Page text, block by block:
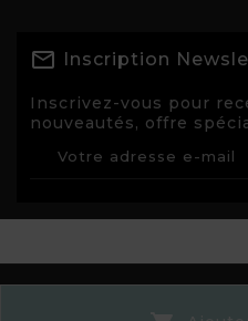
Inscription
Inscrivez-vous pour
nouveautés, offre